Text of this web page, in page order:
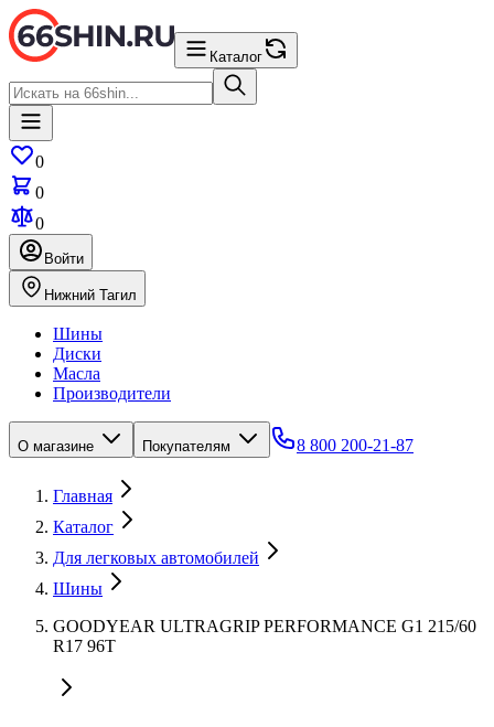
Каталог
0
0
0
Войти
Нижний Тагил
Шины
Диски
Масла
Производители
О магазине Покупателям 8 800 200-21-87
Главная
Каталог
Для легковых автомобилей
Шины
GOODYEAR ULTRAGRIP PERFORMANCE G1 215/60
R17 96T